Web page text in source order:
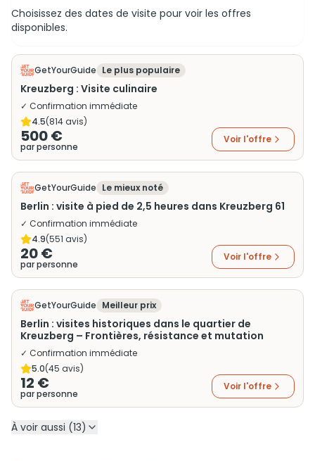
Choisissez des dates de visite pour voir les offres
disponibles.
GetYourGuide Le plus populaire
Kreuzberg : Visite culinaire
✓ Confirmation immédiate
4.5(814avis)
500 €
par personne
Voir l'offre
GetYourGuide Le mieux noté
Berlin : visite à pied de 2,5 heures dans Kreuzberg 61
✓ Confirmation immédiate
4.9(551 avis)
20 €
par personne
Voir l'offre
GetYourGuide Meilleur prix
Berlin : visites historiques dans le quartier de
Kreuzberg – Frontières, résistance et mutation
✓ Confirmation immédiate
5.0(45 avis)
12 €
par personne
Voir l'offre
À voir aussi (13)